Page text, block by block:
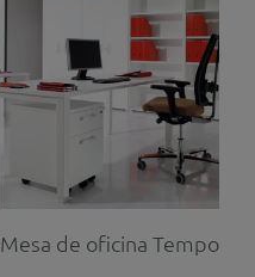
Mesa de oficina Tempo